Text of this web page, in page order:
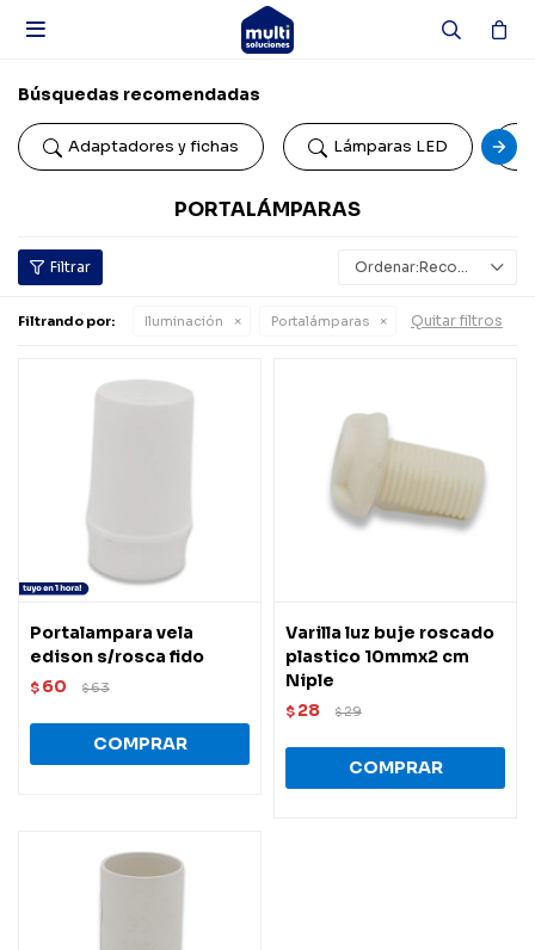

Búsquedas recomendadas
Adaptadores y fichas Lámparas LED
PORTALÁMPARAS
Recomendados
Filtrando por: Iluminación Portalámparas Quitar filtros
Portalampara vela
edison s/rosca fido
$ 60 $63
Varilla luz buje roscado
plastico 10mmx2 cm
Niple
$ 28 $29